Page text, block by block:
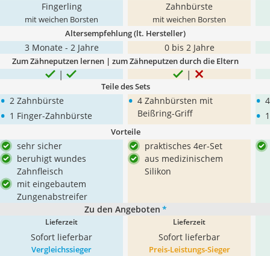
Fingerling
mit weichen Borsten
Zahnbürste
mit weichen Borsten
Altersempfehlung (lt. Hersteller)
3 Monate - 2 Jahre 0 bis 2 Jahre
Zum Zähneputzen lernen | zum Zähneputzen durch die Eltern
Teile des Sets
• 2 Zahnbürste
• 1 Finger-Zahnbürste
• 4 Zahnbürsten mit
Beißring-Griff
•
•
Vorteile
sehr sicher
beruhigt wundes
Zahnfleisch
mit eingebautem
Zungenabstreifer
praktisches 4er-Set
aus medizinischem
Silikon
Zu den Angeboten *
Lieferzeit
Sofort lieferbar
Lieferzeit
Sofort lieferbar
Vergleichssieger Preis-Leistungs-Sieger